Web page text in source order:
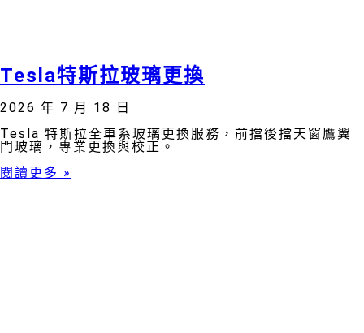
Tesla特斯拉玻璃更換
2026 年 7 月 18 日
Tesla 特斯拉全車系玻璃更換服務，前擋後擋天窗鷹翼
門玻璃，專業更換與校正。
閱讀更多 »